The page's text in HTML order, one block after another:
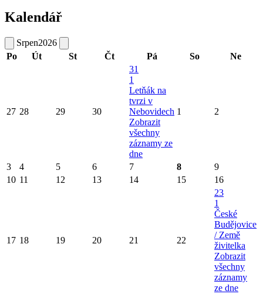
Kalendář
Srpen2026
Po
Út St Čt Pá So Ne
27 28 29 30
31
1
Letňák na
tvrzi v
Nebovidech
Zobrazit
všechny
záznamy ze
dne
1 2
3 4 5 6 7 8
9
10 11 12 13 14 15 16
17 18 19 20 21 22
23
1
České
Budějovice
/ Země
živitelka
Zobrazit
všechny
záznamy
ze dne